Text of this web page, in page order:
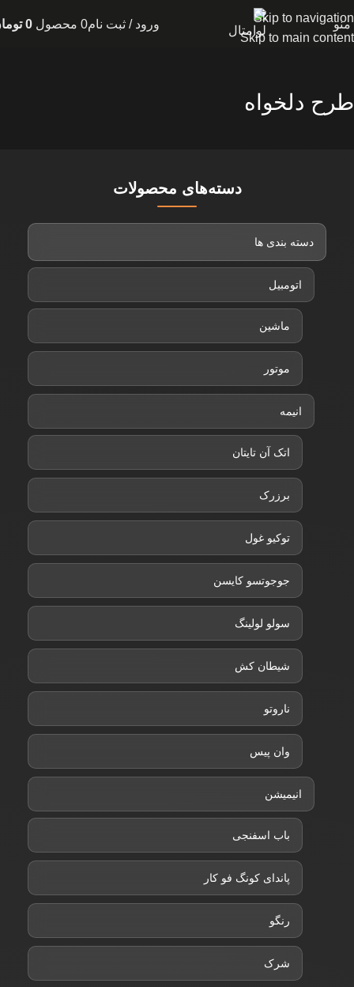
Skip to navigation
Skip to main content
منو ورود / ثبت نام0 محصول 0
طرح دلخواه
دسته‌های محصولات
دسته بندی ها
اتومبیل
ماشین
موتور
انیمه
اتک آن تایتان
برزرک
توکیو غول
جوجوتسو کایسن
سولو لولینگ
شیطان کش
ناروتو
وان پیس
انیمیشن
باب اسفنجی
پاندای کونگ فو کار
رنگو
شرک